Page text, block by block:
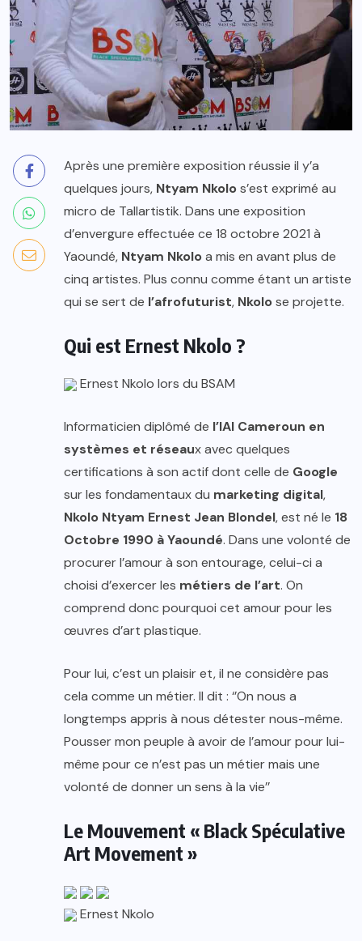
Après une première exposition réussie il y’a
quelques jours, Ntyam Nkolos’est exprimé au
micro de Tallartistik. Dans une exposition
d’envergure effectuée ce 18 octobre 2021 à
Yaoundé, Ntyam Nkoloa mis en avant plus de
cinq artistes. Plus connu comme étant un artiste
qui se sert de l’afrofuturist, Nkolose projette.
Qui est Ernest Nkolo ?
Ernest Nkolo lors du BSAM
Informaticien diplômé de l’IAI Cameroun en
systèmes et réseaux avec quelques
certifications à son actif dont celle de Google
sur les fondamentaux du marketing digital,
Nkolo Ntyam Ernest Jean Blondel, est né le 18
Octobre 1990 à Yaoundé. Dans une volonté de
procurer l’amour à son entourage, celui-ci a
choisi d’exercer les métiers de l’art. On
comprend donc pourquoi cet amour pour les
œuvres d’art plastique.
Pour lui, c’est un plaisir et, il ne considère pas
cela comme un métier. Il dit : ‘’On nous a
longtemps appris à nous détester nous-même.
Pousser mon peuple à avoir de l’amour pour lui-
même pour ce n’est pas un métier mais une
volonté de donner un sens à la vie’’
Le Mouvement « Black Spéculative
Art Movement »
Ernest Nkolo